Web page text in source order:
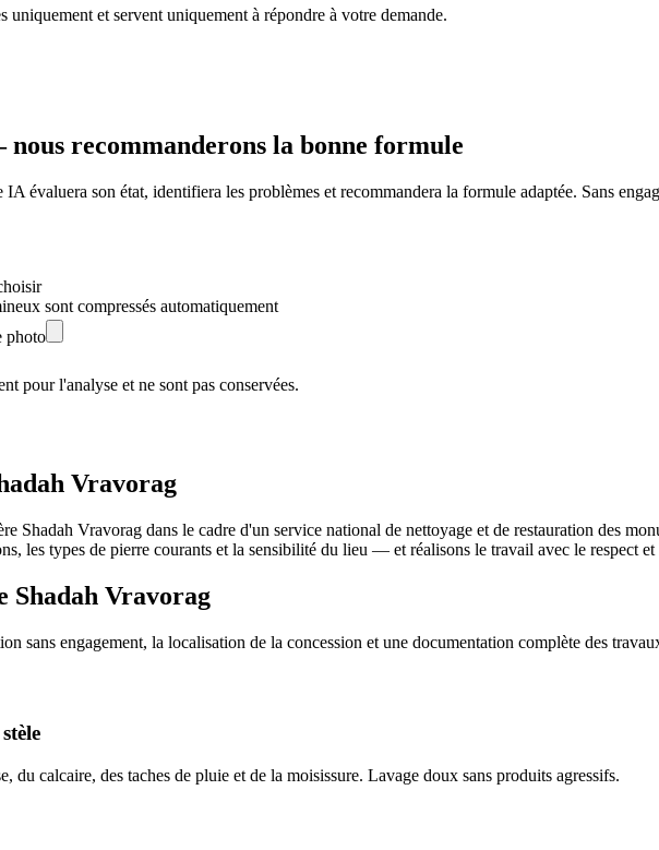
uniquement et servent uniquement à répondre à votre demande.
recommanderons la bonne formule
évaluera son état, identifiera les problèmes et recommandera la formule adaptée. Sans
sont compressés automatiquement
photo
pour l'analyse et ne sont pas conservées.
Vravorag
Shadah Vravorag dans le cadre d'un service national de nettoyage et de restauration des
les types de pierre courants et la sensibilité du lieu — et réalisons le travail avec le respect
Shadah Vravorag
sans engagement, la localisation de la concession et une documentation complète des
du calcaire, des taches de pluie et de la moisissure. Lavage doux sans produits agressifs.